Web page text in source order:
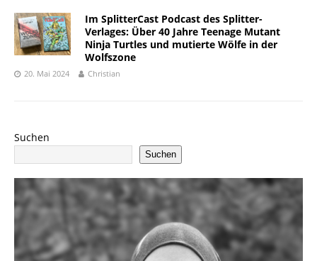
Im SplitterCast Podcast des Splitter-
Verlages: Über 40 Jahre Teenage Mutant
Ninja Turtles und mutierte Wölfe in der
Wolfszone
20. Mai 2024 Christian
Suchen
Suchen